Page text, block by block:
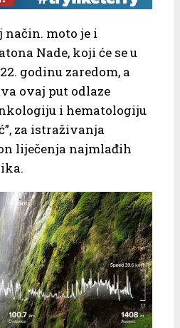
način. moto je i
Nade, koji će se u
godinu zaredom, a
ovaj put odlaze
i hematologiju
za istraživanja
liječenja najmlađih